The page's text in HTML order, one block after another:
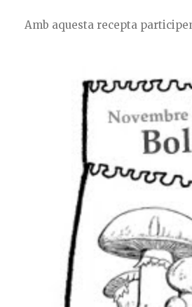
Amb aquesta recepta